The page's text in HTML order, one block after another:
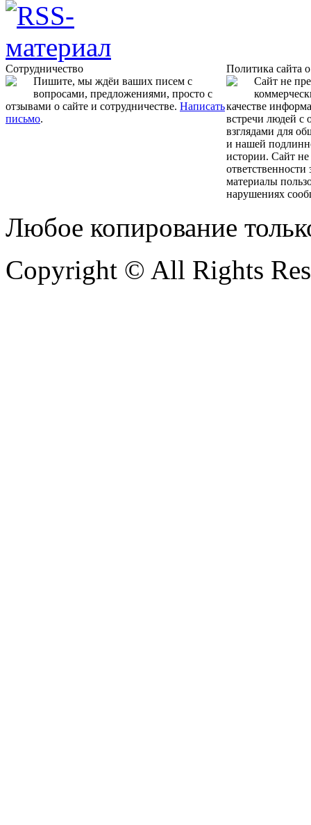
Сотрудничество
Пишите, мы ждёи ваших писем с
вопросами, предложениями, просто с
отзывами о сайте и сотрудничестве. Написать
письмо.
Политика сайта
Сайт не
качестве
встречи людей с
взглядами для
и нашей
истории. Сайт не
материалы
нарушениях
Любое копирование
Copyright © All Rights